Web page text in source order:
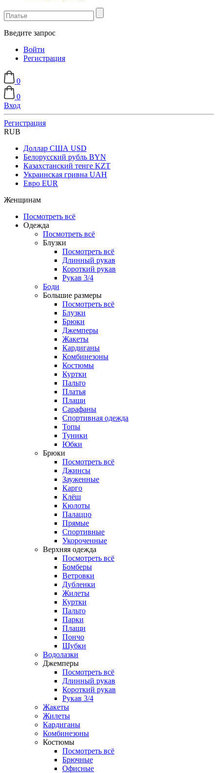
Введите запрос
Войти
Регистрация
0
0
Вход
Регистрация
RUB
Доллар США USD
Белорусский рубль BYN
Казахстанский тенге KZT
Украинская гривна UAH
Евро EUR
Женщинам
Посмотреть всё
Одежда
Посмотреть всё
Блузки
Посмотреть всё
Длинный рукав
Короткий рукав
Рукав 3/4
Боди
Большие размеры
Посмотреть всё
Блузки
Брюки
Джемперы
Жакеты
Кардиганы
Комбинезоны
Костюмы
Куртки
Пальто
Платья
Плащи
Сарафаны
Спортивная одежда
Топы
Туники
Юбки
Брюки
Посмотреть всё
Джинсы
Зауженные
Карго
Клёш
Кюлоты
Палаццо
Прямые
Спортивные
Укороченные
Верхняя одежда
Посмотреть всё
Бомберы
Ветровки
Дубленки
Жилеты
Куртки
Пальто
Парки
Плащи
Пончо
Шубки
Водолазки
Джемперы
Посмотреть всё
Длинный рукав
Короткий рукав
Рукав 3/4
Жакеты
Жилеты
Кардиганы
Комбинезоны
Костюмы
Посмотреть всё
Брючные
Офисные